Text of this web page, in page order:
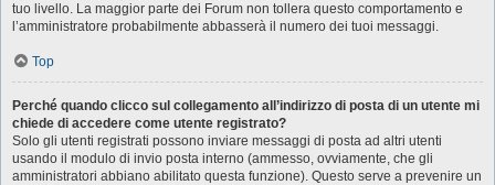
tuo livello. La maggior parte dei Forum non tollera questo comportamento e
l’amministratore probabilmente abbasserà il numero dei tuoi messaggi.
Top
Perché quando clicco sul collegamento all’indirizzo di posta di un utente mi
chiede di accedere come utente registrato?
Solo gli utenti registrati possono inviare messaggi di posta ad altri utenti
usando il modulo di invio posta interno (ammesso, ovviamente, che gli
amministratori abbiano abilitato questa funzione). Questo serve a prevenire un